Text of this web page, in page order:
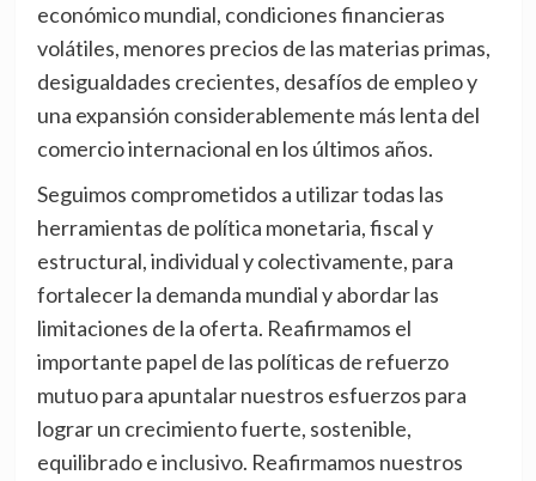
económico mundial, condiciones financieras
volátiles, menores precios de las materias primas,
desigualdades crecientes, desafíos de empleo y
una expansión considerablemente más lenta del
comercio internacional en los últimos años.
Seguimos comprometidos a utilizar todas las
herramientas de política monetaria, fiscal y
estructural, individual y colectivamente, para
fortalecer la demanda mundial y abordar las
limitaciones de la oferta. Reafirmamos el
importante papel de las políticas de refuerzo
mutuo para apuntalar nuestros esfuerzos para
lograr un crecimiento fuerte, sostenible,
equilibrado e inclusivo. Reafirmamos nuestros